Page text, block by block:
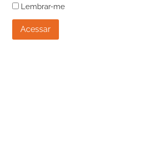
Lembrar-me